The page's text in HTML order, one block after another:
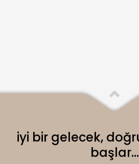
iyi bir gelecek,
başlar...